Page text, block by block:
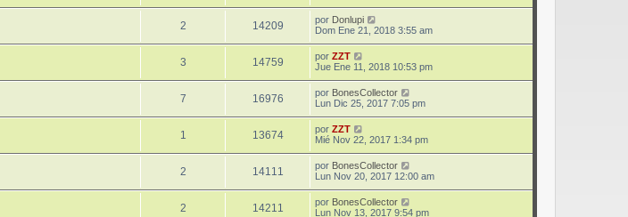
2 14209 por Donlupi
Dom Ene 21, 2018 3:55 am
3 14759 por ZZT
Jue Ene 11, 2018 10:53 pm
7 16976 por BonesCollector
Lun Dic 25, 2017 7:05 pm
1 13674 por ZZT
Mié Nov 22, 2017 1:34 pm
2 14111 por BonesCollector
Lun Nov 20, 2017 12:00 am
2 14211 por BonesCollector
Lun Nov 13, 2017 9:54 pm